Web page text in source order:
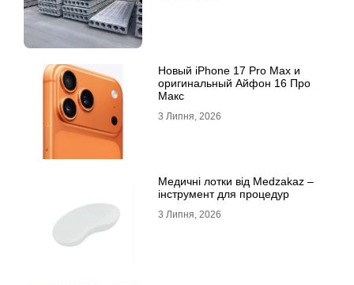
Новый iPhone 17 Pro Max и
оригинальный Айфон 16 Про
Макс
3 Липня, 2026
Медичні лотки від Medzakaz –
інструмент для процедур
3 Липня, 2026